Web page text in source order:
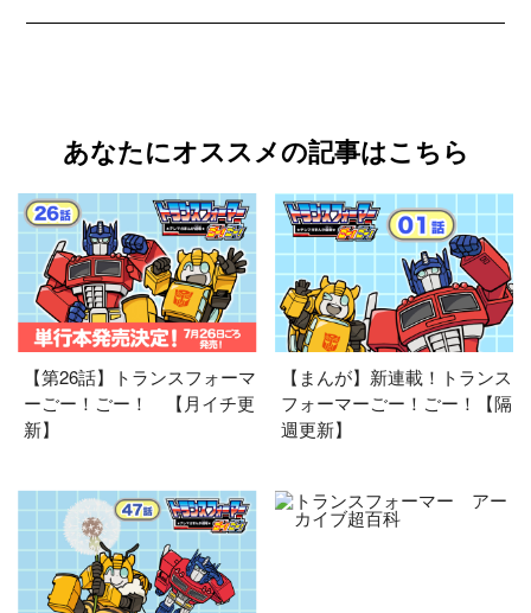
あなたにオススメの記事はこちら
【第26話】トランスフォーマ
ーごー！ごー！ 【月イチ更
新】
【まんが】新連載！トランス
フォーマーごー！ごー！【隔
週更新】